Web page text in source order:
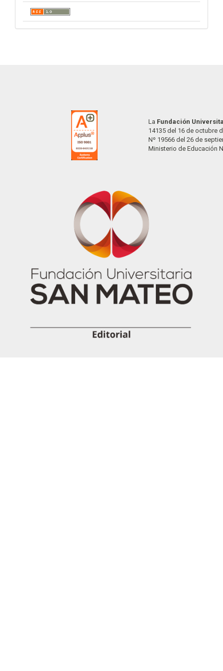
La Fundación
14135 del 16 de octubre
Nº 19566 del 26 de
Ministerio de Educación